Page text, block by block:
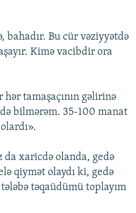
bahadır. Bu cür vəziyyətdə
Kimə vacibdir ora
hər tamaşaçının gəlirinə
bilmərəm. 35-100 manat
da xaricdə olanda, gedə
qiymət olaydı ki, gedə
təqaüdümü toplayım